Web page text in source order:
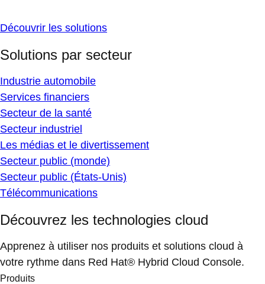
Découvrir les solutions
Solutions par secteur
Industrie automobile
Services financiers
Secteur de la santé
Secteur industriel
Les médias et le divertissement
Secteur public (monde)
Secteur public (États-Unis)
Télécommunications
Découvrez les technologies cloud
Apprenez à utiliser nos produits et solutions cloud à
votre rythme dans Red Hat® Hybrid Cloud Console.
Produits